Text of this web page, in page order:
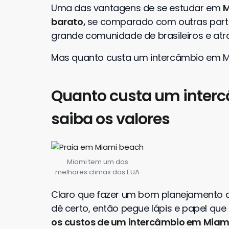
Uma das vantagens de se estudar em
barato, se comparado com outras
grande comunidade de brasileiros e
Mas quanto custa um intercâmbio em
Quanto custa um
saiba os valores
Miami tem um dos
melhores climas dos EUA
Claro que fazer um bom planejamento
dê certo, então pegue lápis e papel
os custos de um intercâmbio em